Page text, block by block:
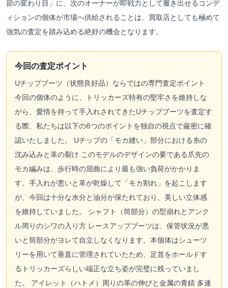
節の変わり目」に、次のオーナーが即戦力として履き出せるコンデ
ィションの個体が市場へ供給されることは、買取店としても極めて
強気の査定を踏み込める絶好の機会となります。
今回の査定ポイント
Uチップブーツ（状態良好品）ならではの専門査定ポイント
今回の個体のように、トリッカーズ特有の堅牢さを維持しな
がら、愛情を持って手入れされてきたUチップブーツを査定す
る際、私たちは以下の6つのポイントを独自の視点で厳密に確
認いたしました。 Uチップの「モカ縫い」部分における糸の
沈み込みと革の裂け このモデルのデザインの要である爪先の
モカ編みは、歩行時の屈曲により最も強い負荷がかかりま
す。手入れが悪いと革が乾燥して「モカ割れ」を起こします
が、今回は十分な水分と油分が保たれており、美しい立体感
を維持していました。 シャフト（筒部分）の型崩れとアンク
ル周りのシワの入り方 レースアップブーツは、保管状況が悪
いと筒部分がヨレて自立しなくなります。本個体はシューツ
リーを用いて垂直に管理されていたため、足首をホールドす
るトリッカーズらしい端正な立ち姿が完璧に残っていまし
た。 アイレット（ハトメ）周りの革の伸びと金属の青錆 多連